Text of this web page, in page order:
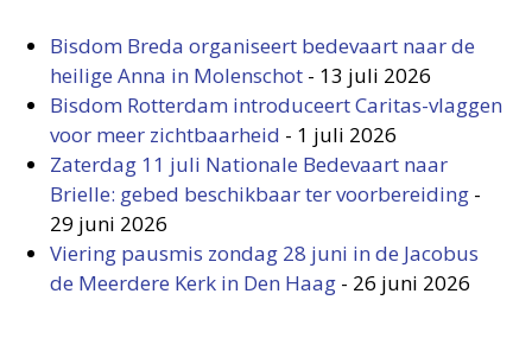
Bisdom Breda organiseert bedevaart naar de
heilige Anna in Molenschot - 13 juli 2026
Bisdom Rotterdam introduceert Caritas-vlaggen
voor meer zichtbaarheid - 1 juli 2026
Zaterdag 11 juli Nationale Bedevaart naar
Brielle: gebed beschikbaar ter voorbereiding -
29 juni 2026
Viering pausmis zondag 28 juni in de Jacobus
de Meerdere Kerk in Den Haag - 26 juni 2026